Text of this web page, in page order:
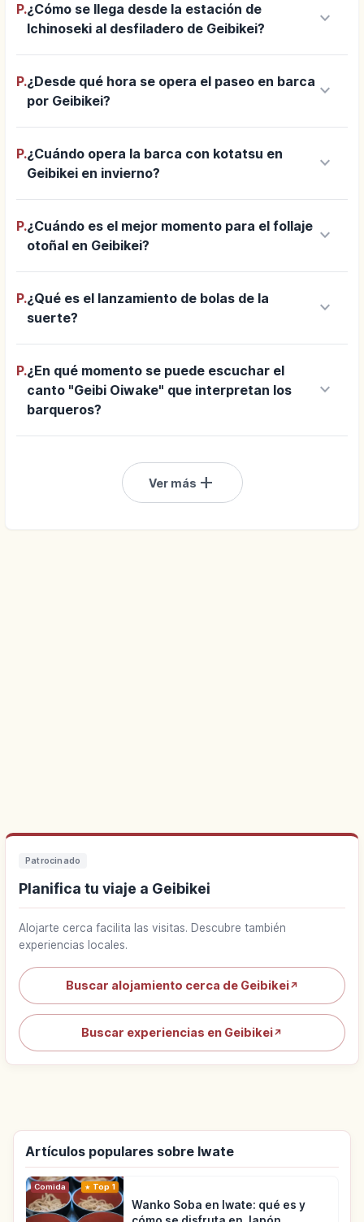
P.¿Cómo se llega desde la estación de
Ichinoseki al desfiladero de Geibikei?
keyboard_arrow_down
P.¿Desde qué hora se opera el paseo en barca
por Geibikei?
keyboard_arrow_down
P.¿Cuándo opera la barca con kotatsu en
Geibikei en invierno?
keyboard_arrow_down
P.¿Cuándo es el mejor momento para el follaje
otoñal en Geibikei?
keyboard_arrow_down
P.¿Qué es el lanzamiento de bolas de la
suerte?
keyboard_arrow_down
P.¿En qué momento se puede escuchar el
canto "Geibi Oiwake" que interpretan los
barqueros?
keyboard_arrow_down
Ver más add
Patrocinado
Planifica tu viaje a Geibikei
Alojarte cerca facilita las visitas. Descubre también
experiencias locales.
Buscar alojamiento cerca de Geibikei↗
Buscar experiencias en Geibikei↗
Artículos populares sobre Iwate
Comida Top 1
Wanko Soba en Iwate: qué es y